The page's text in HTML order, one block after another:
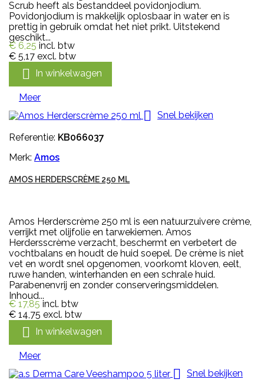
Scrub heeft als bestanddeel povidonjodium.
Povidonjodium is makkelijk oplosbaar in water en is
prettig in gebruik omdat het niet prikt. Uitstekend
geschikt...
€ 6,25 incl. btw
€ 5,17 excl. btw
 In winkelwagen
Meer
 Snel bekijken
Referentie: KB066037
Merk: Amos
AMOS HERDERSCRÈME 250 ML
Amos Herderscrème 250 ml is een natuurzuivere crème,
verrijkt met olijfolie en tarwekiemen. Amos
Herdersscrème verzacht, beschermt en verbetert de
vochtbalans en houdt de huid soepel. De crème is niet
vet en wordt snel opgenomen, voorkomt kloven, eelt,
ruwe handen, winterhanden en een schrale huid.
Parabenenvrij en zonder conserveringsmiddelen.
Inhoud...
€ 17,85 incl. btw
€ 14,75 excl. btw
 In winkelwagen
Meer
 Snel bekijken